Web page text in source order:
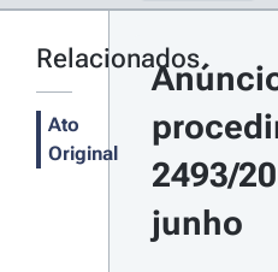
Relacionados
Ato
Original
2493/
junho